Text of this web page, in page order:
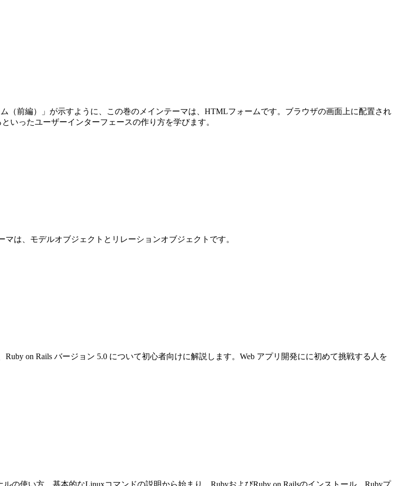
（前編）」が示すように、この巻のメインテーマは、HTMLフォームです。ブラウザの画面上に配置され
いったユーザーインターフェースの作り方を学びます。
は、モデルオブジェクトとリレーションオブジェクトです。
on Rails バージョン 5.0 について初心者向けに解説します。Web アプリ開発にに初めて挑戦する人を
の使い方、基本的なLinuxコマンドの説明から始まり、RubyおよびRuby on Railsのインストール、Rubyプ